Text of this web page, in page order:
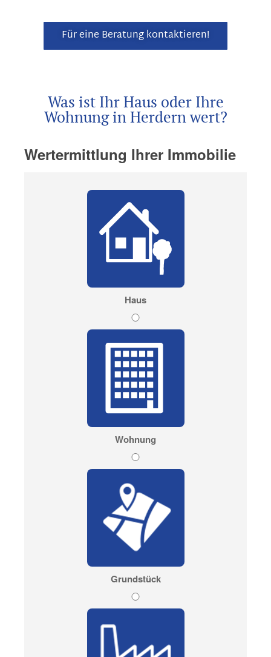
Für eine Beratung kontaktieren!
Was ist Ihr Haus oder Ihre
Wohnung in Herdern wert?